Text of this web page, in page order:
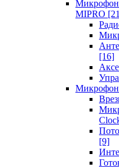
MIPRO
[16]
[9]